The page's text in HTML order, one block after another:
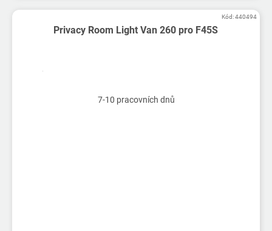
Privacy Room Light Van 260 pro F45S
7-10 pracovních dnů
Kód:440494